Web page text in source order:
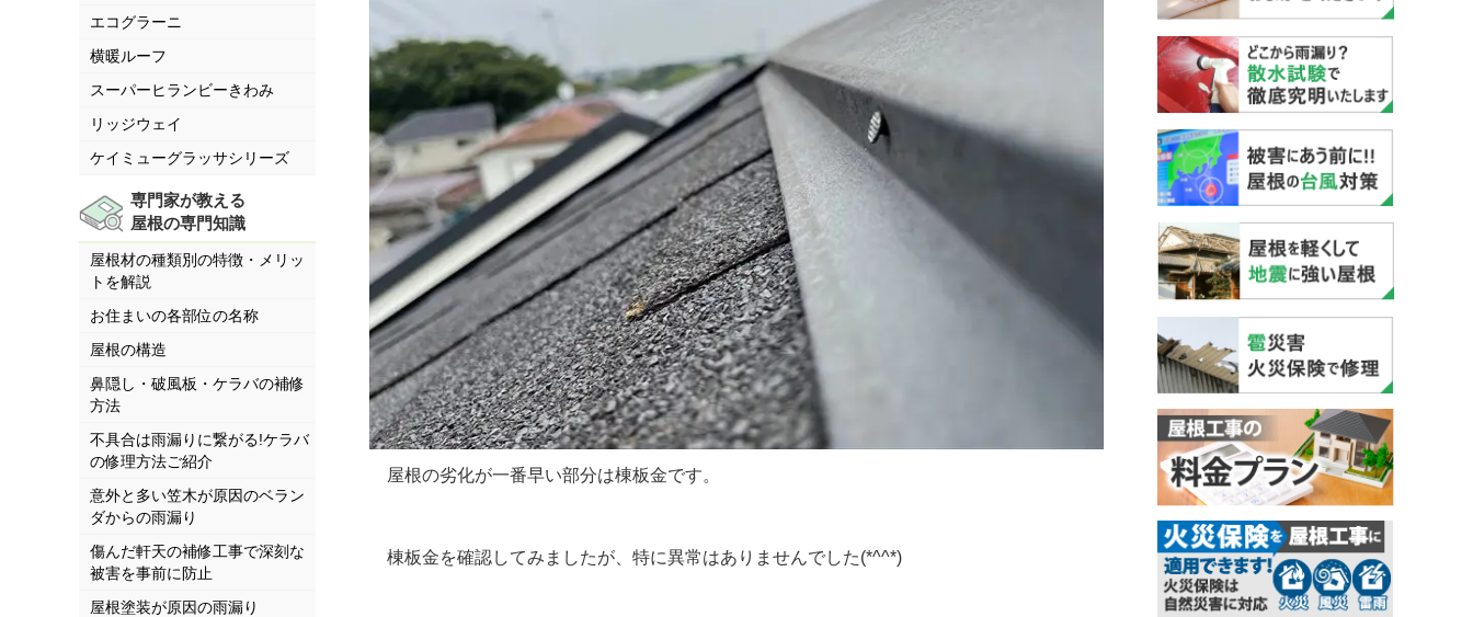
エコグラーニ
横暖ルーフ
スーパーヒランビーきわみ
リッジウェイ
ケイミューグラッサシリーズ
専門家が教える
屋根の専門知識
屋根材の種類別の特徴・メリッ
トを解説
お住まいの各部位の名称
屋根の構造
鼻隠し・破風板・ケラバの補修
方法
不具合は雨漏りに繋がる!ケラバ
の修理方法ご紹介
意外と多い笠木が原因のベラン
ダからの雨漏り
傷んだ軒天の補修工事で深刻な
被害を事前に防止
屋根塗装が原因の雨漏り
屋根の劣化が一番早い部分は棟板金です。
棟板金を確認してみましたが、特に異常はありませんでした(*^^*)